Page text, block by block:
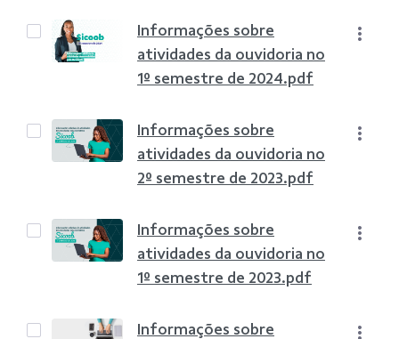
Informações sobre
atividades da ouvidoria no
1º semestre de 2024.pdf
Informações sobre
atividades da ouvidoria no
2º semestre de 2023.pdf
Informações sobre
atividades da ouvidoria no
1º semestre de 2023.pdf
Informações sobre